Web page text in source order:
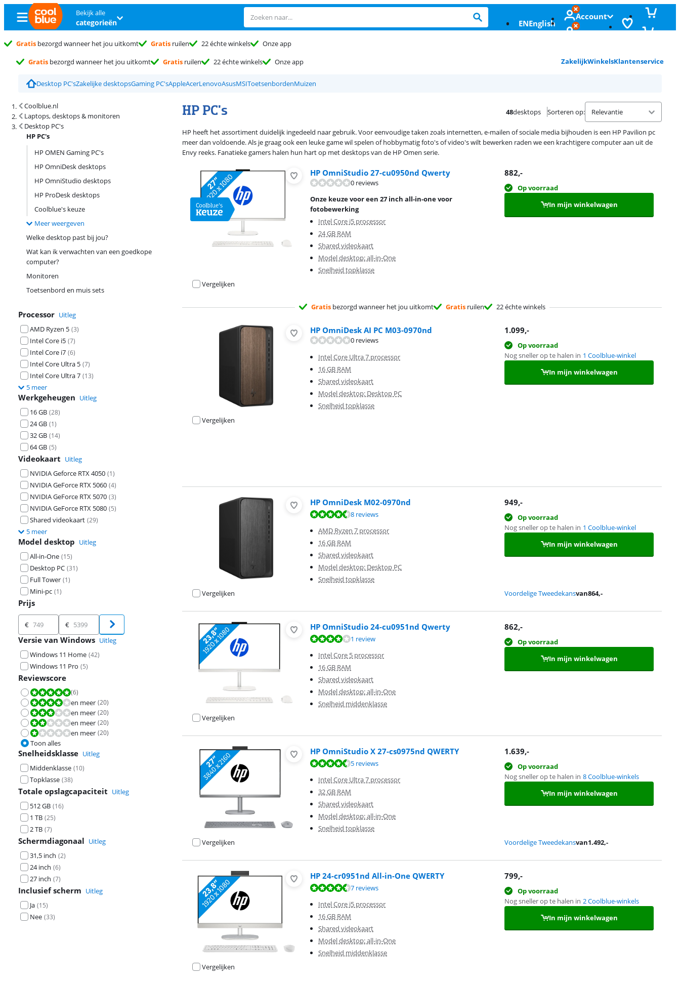
Bekijk alle
categorieën ENEnglish
Account
Gratis bezorgd wanneer het jou uitkomt Gratis ruilen 22 échte winkels
Onze app
Gratis bezorgd wanneer het jou uitkomt Gratis ruilen 22 échte winkels Onze app ZakelijkWinkelsKlantenservice
Desktop PC'sZakelijke desktopsGaming PC'sAppleAcerLenovoAsusMSIToetsenbordenMuizen
Coolblue.nl
Laptops, desktops & monitoren
Desktop PC's
HP PC's
HP OMEN Gaming PC's
HP OmniDesk desktops
HP OmniStudio desktops
HP ProDesk desktops
Coolblue's keuze
Meer weergeven
Welke desktop past bij jou?
Wat kan ik verwachten van een goedkope
computer?
Monitoren
Toetsenbord en muis sets
Processor Uitleg
AMD Ryzen 5 (3)
Intel Core i5 (7)
Intel Core i7 (6)
Intel Core Ultra 5 (7)
Intel Core Ultra 7 (13)
5 meer
Werkgeheugen Uitleg
16 GB (28)
24 GB (1)
32 GB (14)
64 GB (5)
Videokaart Uitleg
NVIDIA Geforce RTX 4050 (1)
NVIDIA GeForce RTX 5060 (4)
NVIDIA GeForce RTX 5070 (3)
NVIDIA GeForce RTX 5080 (5)
Shared videokaart (29)
5 meer
Model desktop Uitleg
All-in-One (15)
Desktop PC (31)
Full Tower (1)
Mini-pc (1)
Prijs
Prijs
€ €
Versie van Windows Uitleg
Windows 11 Home (42)
Windows 11 Pro (5)
Reviewscore
Beoordeling is 10 van de 10.
(6)
Beoordeling is 8,0 van de 10.
en meer (20)
Beoordeling is 6,0 van de 10.
en meer (20)
Beoordeling is 4,0 van de 10.
en meer (20)
Beoordeling is 2,0 van de 10.
en meer (20)
Toon alles
Snelheidsklasse Uitleg
Middenklasse (10)
Topklasse (38)
Totale opslagcapaciteit Uitleg
512 GB (16)
1 TB (25)
2 TB (7)
Schermdiagonaal Uitleg
31,5 inch (2)
24 inch (6)
27 inch (7)
Inclusief scherm Uitleg
Ja (15)
Nee (33)
HP PC's
Zoekresultaten en sortering
48desktops Sorteren op:
HP heeft het assortiment duidelijk ingedeeld naar gebruik. Voor eenvoudige taken zoals internetten, e-mailen of sociale media bijhouden is een HP Pavilion pc
meer dan voldoende. Als je graag ook een leuke game wil spelen of hobbymatig foto's of video's wilt bewerken raden we een krachtigere computer aan uit de
Envy reeks. Fanatieke gamers halen hun hart op met desktops van de HP Omen serie.
HP OmniStudio 27-cu0950nd Qwerty
0 reviews
Onze keuze voor een 27 inch all-in-one voor
fotobewerking
Intel Core i5 processor
24 GB RAM
Shared videokaart
Model desktop: all-in-One
Snelheid topklasse
882,-
Op voorraad
In mijn winkelwagen
Vergelijken
Gratisbezorgd wanneer het jou uitkomt Gratisruilen 22 échte winkels
HP OmniDesk AI PC M03-0970nd
0 reviews
Intel Core Ultra 7 processor
16 GB RAM
Shared videokaart
Model desktop: Desktop PC
Snelheid topklasse
1.099,-
Op voorraad
Nog sneller op te halen in 1 Coolblue-winkel
In mijn winkelwagen
Vergelijken
HP OmniDesk M02-0970nd
Beoordeling is 9,1 van de 10, gebaseerd op 8 reviews.
8 reviews
AMD Ryzen 7 processor
16 GB RAM
Shared videokaart
Model desktop: Desktop PC
Snelheid topklasse
949,-
Op voorraad
Nog sneller op te halen in 1 Coolblue-winkel
In mijn winkelwagen
Vergelijken Voordelige Tweedekansvan864,-
HP OmniStudio 24-cu0951nd Qwerty
Beoordeling is 8,0 van de 10, gebaseerd op 1 review.
1 review
Intel Core 5 processor
16 GB RAM
Shared videokaart
Model desktop: all-in-One
Snelheid middenklasse
862,-
Op voorraad
In mijn winkelwagen
Vergelijken
HP OmniStudio X 27-cs0975nd QWERTY
Beoordeling is 8,7 van de 10, gebaseerd op 5 reviews.
5 reviews
Intel Core Ultra 7 processor
32 GB RAM
Shared videokaart
Model desktop: all-in-One
Snelheid topklasse
1.639,-
Op voorraad
Nog sneller op te halen in 8 Coolblue-winkels
In mijn winkelwagen
Vergelijken Voordelige Tweedekansvan1.492,-
HP 24-cr0951nd All-in-One QWERTY
Beoordeling is 9,0 van de 10, gebaseerd op 7 reviews.
7 reviews
Intel Core i5 processor
16 GB RAM
Shared videokaart
Model desktop: all-in-One
Snelheid middenklasse
799,-
Op voorraad
Nog sneller op te halen in 2 Coolblue-winkels
In mijn winkelwagen
Vergelijken